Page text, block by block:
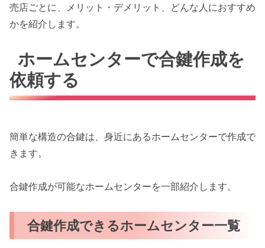
売店ごとに、メリット・デメリット、どんな人におすすめ
かを紹介します。
ホームセンターで合鍵作成を
依頼する
簡単な構造の合鍵は、身近にあるホームセンターで作成で
きます。
合鍵作成が可能なホームセンターを一部紹介します。
合鍵作成できるホームセンター一覧